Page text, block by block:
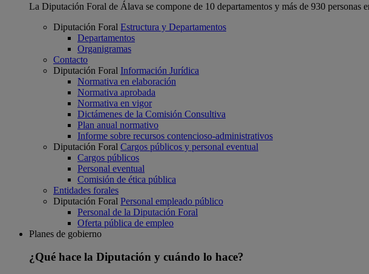
La Diputación Foral de Álava se compone de 10 departamentos y más de 930 personas
Diputación Foral Estructura y Departamentos
Departamentos
Organigramas
Contacto
Diputación Foral Información Jurídica
Normativa en elaboración
Normativa aprobada
Normativa en vigor
Dictámenes de la Comisión Consultiva
Plan anual normativo
Informe sobre recursos contencioso-administrativos
Diputación Foral Cargos públicos y personal eventual
Cargos públicos
Personal eventual
Comisión de ética pública
Entidades forales
Diputación Foral Personal empleado público
Personal de la Diputación Foral
Oferta pública de empleo
Planes de gobierno
¿Qué hace la Diputación y cuándo lo hace?